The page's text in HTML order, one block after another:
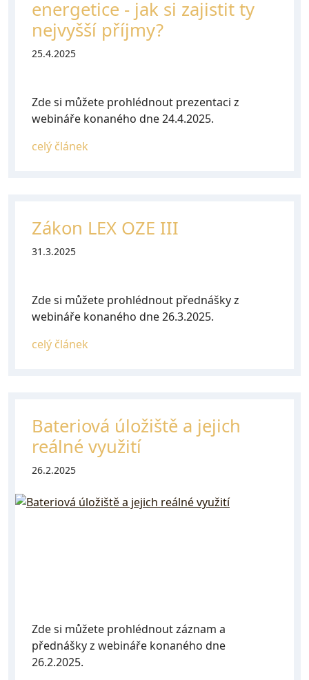
energetice - jak si zajistit ty
nejvyšší příjmy?
25.4.2025
Zde si můžete prohlédnout prezentaci z
webináře konaného dne 24.4.2025.
celý článek
Zákon LEX OZE III
31.3.2025
Zde si můžete prohlédnout přednášky z
webináře konaného dne 26.3.2025.
celý článek
Bateriová úložiště a jejich
reálné využití
26.2.2025
Zde si můžete prohlédnout záznam a
přednášky z webináře konaného dne
26.2.2025.